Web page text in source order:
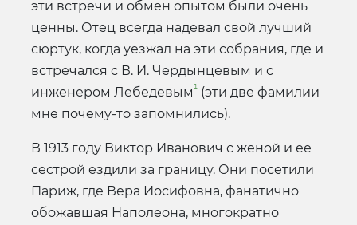
эти встречи и обмен опытом были очень
ценны. Отец всегда надевал свой лучший
сюртук, когда уезжал на эти собрания, где и
встречался с В. И. Чердынцевым и с
инженером Лебедевым ¹ (эти две фамилии
мне почему-то запомнились).
В 1913 году Виктор Иванович с женой и ее
сестрой ездили за границу. Они посетили
Париж, где Вера Иосифовна, фанатично
обожавшая Наполеона, многократно